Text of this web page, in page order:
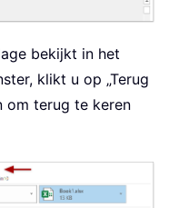
bekijkt in het
klikt u op „Terug
om terug te keren